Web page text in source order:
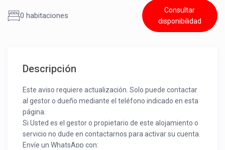
0 habitaciones
Consultar
disponibilidad
Descripción
Este aviso requiere actualización. Solo puede contactar
al gestor o dueño mediante el teléfono indicado en esta
página.
Si Usted es el gestor o propietario de este alojamiento o
servicio no dude en contactarnos para activar su cuenta.
Envíe un WhatsApp con: